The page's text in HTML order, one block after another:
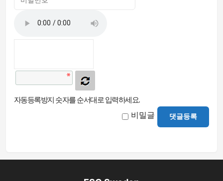
자동등록방지 숫자를 순서대로 입력하세요.
비밀글 댓글등록